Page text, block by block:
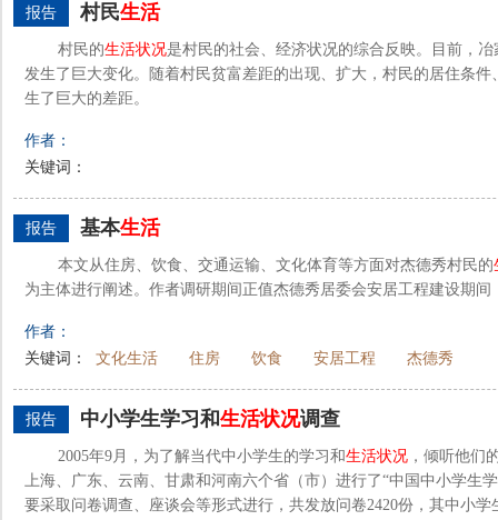
报告 村民生活
村民的生活状况是村民的社会、经济状况的综合反映。目前，
发生了巨大变化。随着村民贫富差距的出现、扩大，村民的居住条件
生了巨大的差距。
作者：
关键词：
报告 基本生活
本文从住房、饮食、交通运输、文化体育等方面对杰德秀村民的
为主体进行阐述。作者调研期间正值杰德秀居委会安居工程建设期
作者：
关键词：
文化生活 住房 饮食 安居工程 杰德秀
报告 中小学生学习和生活状况调查
2005年9月，为了解当代中小学生的学习和生活状况 ，倾听他们
上海、广东、云南、甘肃和河南六个省（市）进行了“中国中小学生
要采取问卷调查、座谈会等形式进行，共发放问卷2420份，其中小学